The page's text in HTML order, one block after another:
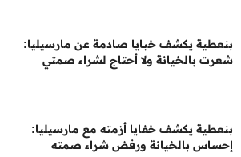
بنعطية يكشف خبايا صادمة عن مارسيليا:
شعرت بالخيانة ولا أحتاج لشراء صمتي
بنعطية يكشف خفايا أزمته مع مارسيليا:
إحساس بالخيانة ورفض شراء صمته